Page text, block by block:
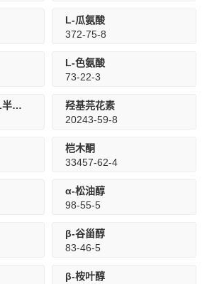
L-瓜氨酸
372-75-8
L-色氨酸
73-22-3
荭草素-2"-0-Beta-L半乳糖苷
羟基芫花素
20243-59-8
桤木酮
33457-62-4
α-松油醇
98-55-5
β-谷甾醇
83-46-5
β-桉叶醇